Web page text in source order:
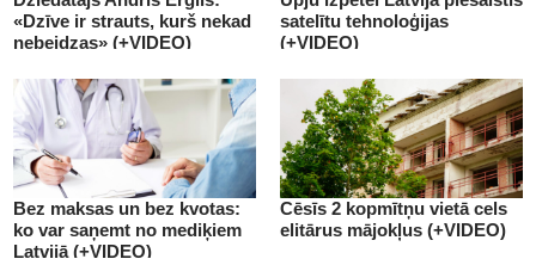
«Dzīve ir strauts, kurš nekad
nebeidzas» (+VIDEO)
satelītu tehnoloģijas
(+VIDEO)
Bez maksas un bez kvotas:
ko var saņemt no mediķiem
Latvijā (+VIDEO)
Cēsīs 2 kopmītņu vietā cels
elitārus mājokļus (+VIDEO)